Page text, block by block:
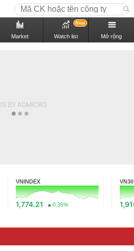
Market Watch list
New
Mở rộng
VNINDEX
1,774.21 0.35%
VN30